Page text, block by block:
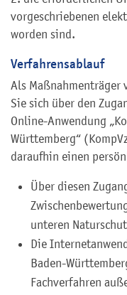
vorgeschriebenen
worden sind.
Verfahrensablauf
Als Maßnahmenträger
Sie sich über den
Online-Anwendung
Württemberg“
daraufhin einen
Über diesen
unteren
Die
Baden-
Fachverfahren